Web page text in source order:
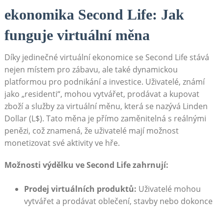
ekonomika Second Life: Jak
funguje virtuální měna
Díky jedinečné virtuální ekonomice se Second Life stává
nejen místem pro zábavu, ale také dynamickou
platformou pro podnikání a investice. Uživatelé, známí
jako „residenti“, mohou vytvářet, prodávat a kupovat
zboží a služby za virtuální měnu, která se nazývá Linden
Dollar (L$). Tato měna je přímo zaměnitelná s reálnými
penězi, což znamená, že uživatelé mají možnost
monetizovat své aktivity ve hře.
Možnosti výdělku ve Second Life zahrnují:
Prodej virtuálních produktů: Uživatelé mohou
vytvářet a prodávat oblečení, stavby nebo dokonce